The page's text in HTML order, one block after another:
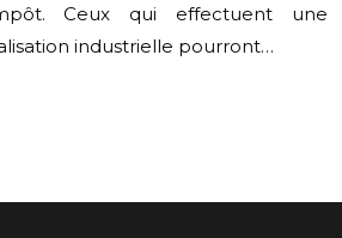
Ceux qui effectuent une
industrielle pourront…